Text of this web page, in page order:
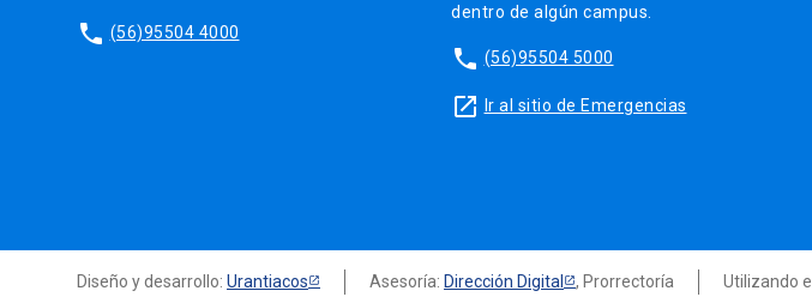
phone (56)95504 4000
dentro de algún campus.
phone (56)95504 5000
launch Ir al sitio de Emergencias
Diseño y desarrollo: Urantiacos Asesoría: Dirección Digital , Prorrectoría Utilizando el